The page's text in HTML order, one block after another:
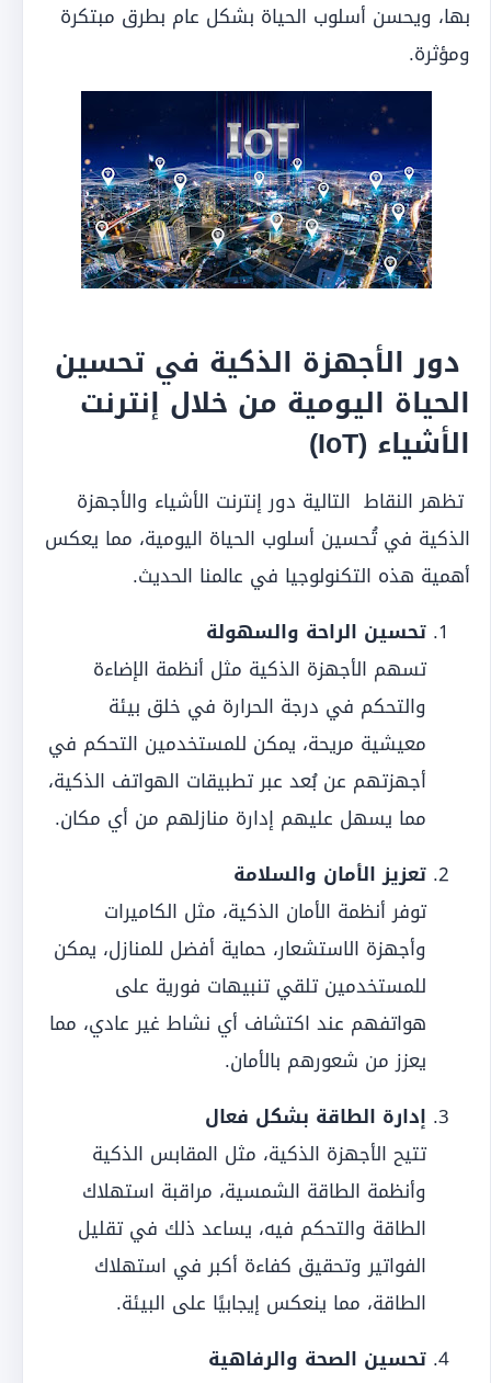
بها، ويحسن أسلوب الحياة بشكل عام بطرق مبتكرة
ومؤثرة.
دور الأجهزة الذكية في تحسين
الحياة اليومية من خلال إنترنت
الأشياء (IoT)
تظهر النقاط التالية دور إنترنت الأشياء والأجهزة
الذكية في تُحسين أسلوب الحياة اليومية، مما يعكس
أهمية هذه التكنولوجيا في عالمنا الحديث.
تحسين الراحة والسهولة
تسهم الأجهزة الذكية مثل أنظمة الإضاءة
والتحكم في درجة الحرارة في خلق بيئة
معيشية مريحة، يمكن للمستخدمين التحكم في
أجهزتهم عن بُعد عبر تطبيقات الهواتف الذكية،
مما يسهل عليهم إدارة منازلهم من أي مكان.
تعزيز الأمان والسلامة
توفر أنظمة الأمان الذكية، مثل الكاميرات
وأجهزة الاستشعار، حماية أفضل للمنازل، يمكن
للمستخدمين تلقي تنبيهات فورية على
هواتفهم عند اكتشاف أي نشاط غير عادي، مما
يعزز من شعورهم بالأمان.
إدارة الطاقة بشكل فعال
تتيح الأجهزة الذكية، مثل المقابس الذكية
وأنظمة الطاقة الشمسية، مراقبة استهلاك
الطاقة والتحكم فيه، يساعد ذلك في تقليل
الفواتير وتحقيق كفاءة أكبر في استهلاك
الطاقة، مما ينعكس إيجابيًا على البيئة.
تحسين الصحة والرفاهية